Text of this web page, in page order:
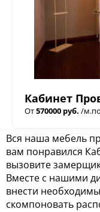
Кабинет
От570000 руб. /
Вся наша мебель
вам понравился
вызовите
Вместе с нашими
внести
скомпоновать